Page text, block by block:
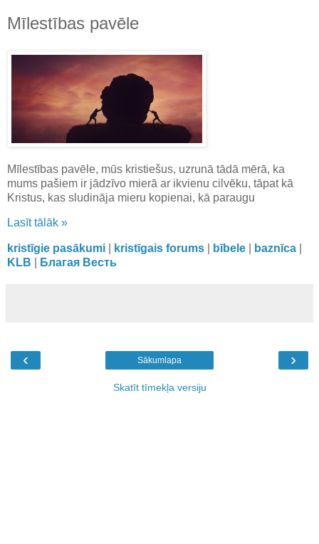
Mīlestības pavēle
Mīlestības pavēle, mūs kristiešus, uzrunā tādā mērā, ka
mums pašiem ir jādzīvo mierā ar ikvienu cilvēku, tāpat kā
Kristus, kas sludināja mieru kopienai, kā paraugu
Lasīt tālāk »
kristīgie pasākumi kristīgais forums bībele baznīca
KLB
Благая Весть
‹ ›
Sākumlapa
Skatīt tīmekļa versiju